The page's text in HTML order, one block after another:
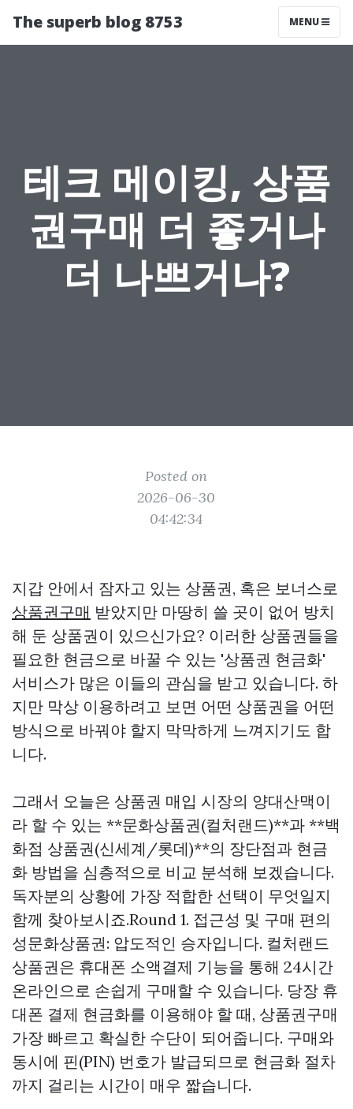
The superb blog 8753 MENU
테크 메이킹, 상품
권구매 더 좋거나
더 나쁘거나?
Posted on
2026-06-30
04:42:34
지갑 안에서 잠자고 있는 상품권, 혹은 보너스로
상품권구매 받았지만 마땅히 쓸 곳이 없어 방치
해 둔 상품권이 있으신가요? 이러한 상품권들을
필요한 현금으로 바꿀 수 있는 '상품권 현금화'
서비스가 많은 이들의 관심을 받고 있습니다. 하
지만 막상 이용하려고 보면 어떤 상품권을 어떤
방식으로 바꿔야 할지 막막하게 느껴지기도 합
니다.
그래서 오늘은 상품권 매입 시장의 양대산맥이
라 할 수 있는 **문화상품권(컬처랜드)**과 **백
화점 상품권(신세계/롯데)**의 장단점과 현금
화 방법을 심층적으로 비교 분석해 보겠습니다.
독자분의 상황에 가장 적합한 선택이 무엇일지
함께 찾아보시죠.Round 1. 접근성 및 구매 편의
성문화상품권: 압도적인 승자입니다. 컬처랜드
상품권은 휴대폰 소액결제 기능을 통해 24시간
온라인으로 손쉽게 구매할 수 있습니다. 당장 휴
대폰 결제 현금화를 이용해야 할 때, 상품권구매
가장 빠르고 확실한 수단이 되어줍니다. 구매와
동시에 핀(PIN) 번호가 발급되므로 현금화 절차
까지 걸리는 시간이 매우 짧습니다.